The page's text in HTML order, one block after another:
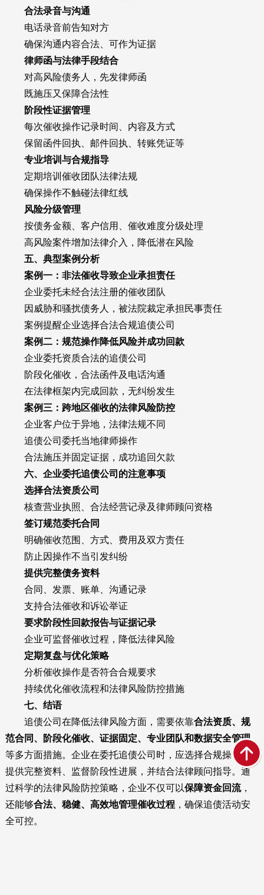
合法录音与沟通
电话录音前告知对方
确保沟通内容合法、可作为证据
律师函与法律手段结合
对高风险债务人，先发律师函
既施压又保障合法性
阶段性证据管理
每次催收操作记录时间、内容及方式
保留函件回执、邮件回执、转账凭证等
专业培训与合规指导
定期培训催收团队法律法规
确保操作不触碰法律红线
风险分级管理
按债务金额、客户信用、催收难度分级处理
高风险案件增加法律介入，降低潜在风险
五、典型案例分析
案例一：非法催收导致企业承担责任
企业委托未经合法注册的催收团队
因威胁和骚扰债务人，被法院裁定承担民事责任
案例提醒企业选择合法合规追债公司
案例二：规范操作降低风险并成功回款
企业委托资质合法的追债公司
阶段化催收，合法函件及电话沟通
在法律框架内完成回款，无纠纷发生
案例三：跨地区催收的法律风险防控
企业客户位于异地，法律法规不同
追债公司委托当地律师操作
合法施压并固定证据，成功追回欠款
六、企业委托追债公司的注意事项
选择合法资质公司
核查营业执照、合法经营记录及律师顾问资格
签订规范委托合同
明确催收范围、方式、费用及双方责任
防止因操作不当引发纠纷
提供完整债务资料
合同、发票、账单、沟通记录
支持合法催收和诉讼举证
要求阶段性回款报告与证据记录
企业可监督催收过程，降低法律风险
定期复盘与优化策略
分析催收操作是否符合合规要求
持续优化催收流程和法律风险防控措施
七、结语
追债公司在降低法律风险方面，需要依靠合法资质、规
范合同、阶段化催收、证据固定、专业团队和数据安全管理
等多方面措施。企业在委托追债公司时，应选择合规操作、
提供完整资料、监督阶段性进展，并结合法律顾问指导。通
过科学的法律风险防控策略，企业不仅可以保障资金回流，
还能够合法、稳健、高效地管理催收过程，确保追债活动安
全可控。